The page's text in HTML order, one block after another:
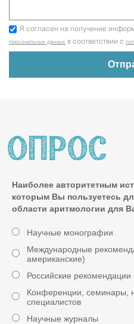
Я согласен на получение
персональных данных в соответствии с
Наиболее авторитетным
которым Вы пользуетесь
области аритмологии для
Научные монографии
Международные
американские)
Российские рекомендации
Конференции, семинары,
специалистов
Научные журналы